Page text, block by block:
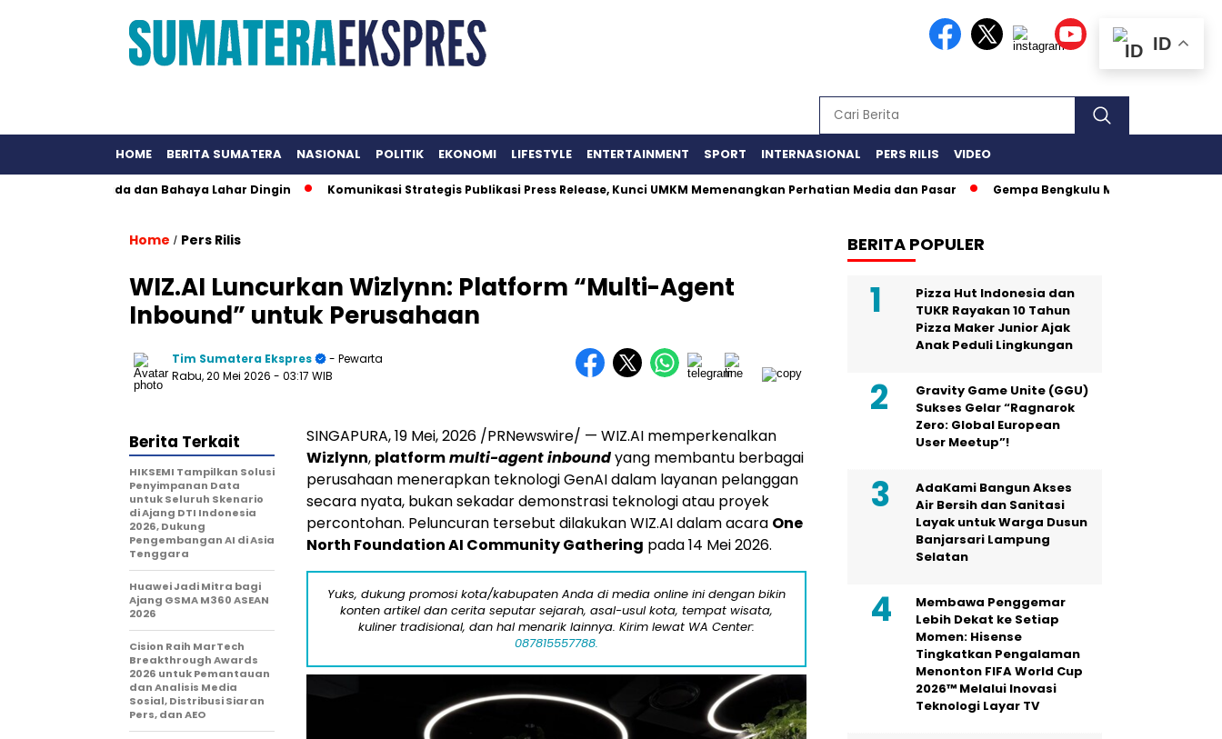
HOME BERITA SUMATERA NASIONAL POLITIK EKONOMI LIFESTYLE ENTERTAINMENT SPORT INTERNASIONAL PERS RILIS VIDEO
Waspada dan Bahaya Lahar Dingin Komunikasi Strategis Publikasi Press Release, Kunci UMKM Memenangkan Perhatian Media dan Pasar Gempa Bengkulu Magnitudo 6.3 Rusak
Home / Pers Rilis
WIZ.AI Luncurkan Wizlynn: Platform “Multi-Agent
Inbound” untuk Perusahaan
Tim Sumatera Ekspres
- Pewarta
Rabu, 20 Mei 2026 - 03:17 WIB
SINGAPURA,19 Mei, 2026 /PRNewswire/ — WIZ.AI memperkenalkan
Wizlynn, platformmulti-agent inboundyang membantu berbagai
perusahaan menerapkan teknologi GenAI dalam layanan pelanggan
secara nyata, bukan sekadar demonstrasi teknologi atau proyek
percontohan. Peluncuran tersebut dilakukan WIZ.AI dalam acara One
North Foundation AI Community Gathering pada 14 Mei 2026.
Yuks, dukung promosi kota/kabupaten Anda di media online ini dengan bikin
konten artikel dan cerita seputar sejarah, asal-usul kota, tempat wisata,
kuliner tradisional, dan hal menarik lainnya. Kirim lewat WA Center:
087815557788.
Berita Terkait
HIKSEMI Tampilkan Solusi
Penyimpanan Data
untuk Seluruh Skenario
di Ajang DTI Indonesia
2026, Dukung
Pengembangan AI di Asia
Tenggara
Huawei Jadi Mitra bagi
Ajang GSMA M360 ASEAN
2026
Cision Raih MarTech
Breakthrough Awards
2026 untuk Pemantauan
dan Analisis Media
Sosial, Distribusi Siaran
Pers, dan AEO
BERITA POPULER
Pizza Hut Indonesia dan
TUKR Rayakan 10 Tahun
Pizza Maker Junior Ajak
Anak Peduli Lingkungan
Gravity Game Unite (GGU)
Sukses Gelar “Ragnarok
Zero: Global European
User Meetup”!
AdaKami Bangun Akses
Air Bersih dan Sanitasi
Layak untuk Warga Dusun
Banjarsari Lampung
Selatan
Membawa Penggemar
Lebih Dekat ke Setiap
Momen: Hisense
Tingkatkan Pengalaman
Menonton FIFA World Cup
2026™ Melalui Inovasi
Teknologi Layar TV
ID